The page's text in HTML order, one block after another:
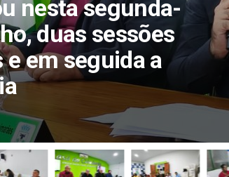
realiza a18ª